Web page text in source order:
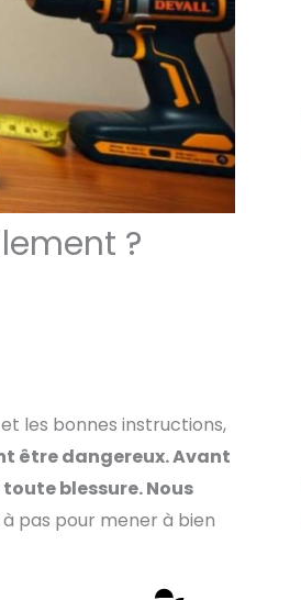
?
les bonnes instructions,
être dangereux. Avant
blessure. Nous
pas pour mener à bien